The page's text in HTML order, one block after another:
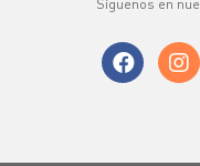
Síguenos en